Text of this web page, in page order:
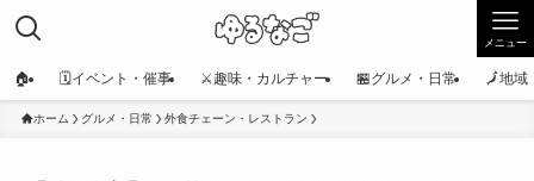
メニュー
🏠 🗓️イベント・催事 ⚔️趣味・カルチャー 🏪グルメ・日常 🗾地域
ホーム グルメ・日常 外食チェーン・レストラン